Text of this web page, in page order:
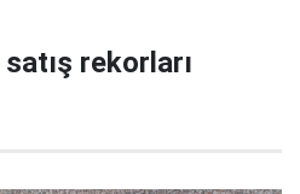
rekorları